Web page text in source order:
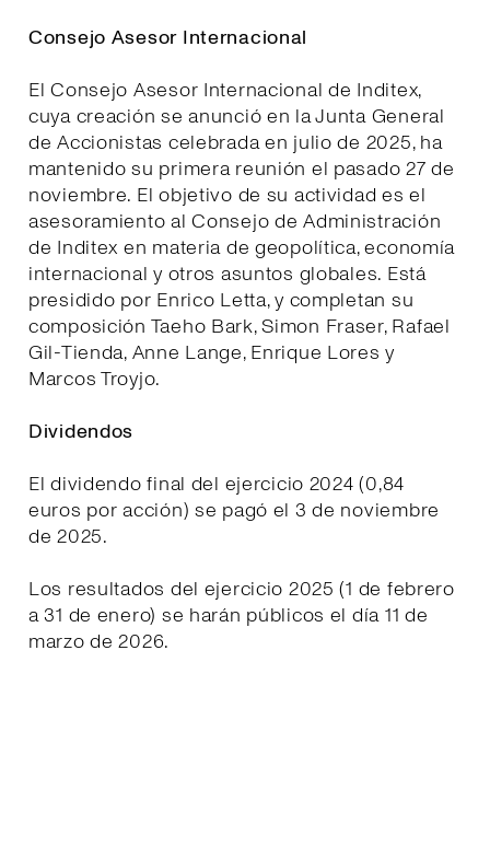
Consejo Asesor Internacional
El Consejo Asesor Internacional de Inditex,
cuya creación se anunció en la Junta General
de Accionistas celebrada en julio de 2025, ha
mantenido su primera reunión el pasado 27 de
noviembre. El objetivo de su actividad es el
asesoramiento al Consejo de Administración
de Inditex en materia de geopolítica, economía
internacional y otros asuntos globales. Está
presidido por Enrico Letta, y completan su
composición Taeho Bark, Simon Fraser, Rafael
Gil-Tienda, Anne Lange, Enrique Lores y
Marcos Troyjo.
Dividendos
El dividendo final del ejercicio 2024 (0,84
euros por acción) se pagó el 3 de noviembre
de 2025.
Los resultados del ejercicio 2025 (1 de febrero
a 31 de enero) se harán públicos el día 11 de
marzo de 2026.